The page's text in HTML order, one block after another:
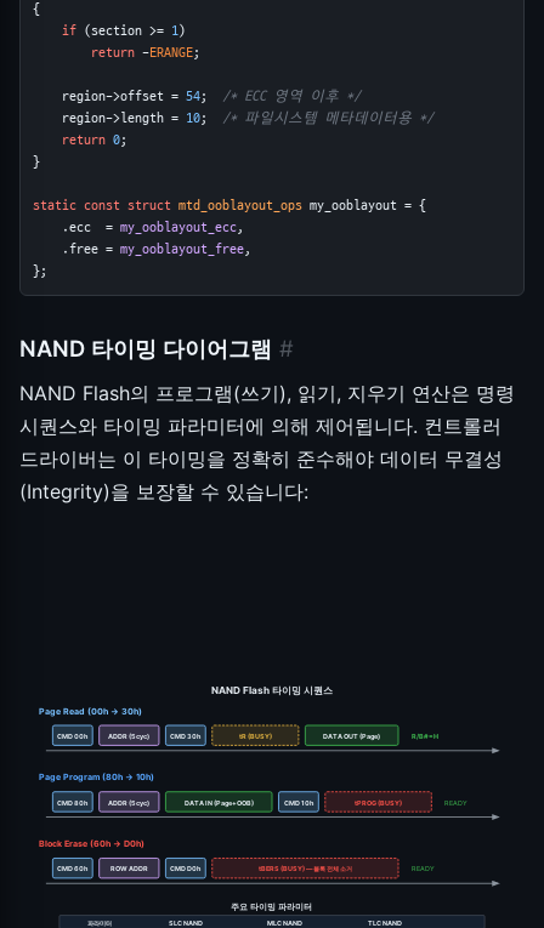
{
if (section >= 1)
return -ERANGE;
    region->offset =
54;
/* ECC 영역 이후 */
    region->length =
10;
/* 파일시스템 메타데이터용 */
return 0;
}
static const struct mtd_ooblayout_ops my_ooblayout = {
    .ecc  =
my_ooblayout_ecc,
    .free =
my_ooblayout_free,
};
NAND 타이밍 다이어그램 #
NAND Flash의 프로그램(쓰기), 읽기, 지우기 연산은 명령
시퀀스와 타이밍 파라미터에 의해 제어됩니다. 컨트롤러
드라이버는 이 타이밍을 정확히 준수해야 데이터 무결성
(Integrity)을 보장할 수 있습니다:
NAND Flash 타이밍 시퀀스
Page Read (00h → 30h)
CMD 00h ADDR (5cyc) CMD 30h tR (BUSY) DATA OUT (Page) R/B#=H
Page Program (80h → 10h)
CMD 80h ADDR (5cyc) DATA IN (Page+OOB) CMD 10h tPROG (BUSY) READY
Block Erase (60h → D0h)
CMD 60h ROW ADDR CMD D0h tBERS (BUSY) — 블록 전체 소거 READY
주요 타이밍 파라미터
파라미터 SLC NAND MLC NAND
TLC NAND